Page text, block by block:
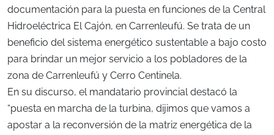
documentación para la puesta en funciones de la Central
Hidroeléctrica El Cajón, en Carrenleufú. Se trata de un
beneficio del sistema energético sustentable a bajo costo
para brindar un mejor servicio a los pobladores de la
zona de Carrenleufú y Cerro Centinela.
En su discurso, el mandatario provincial destacó la
“puesta en marcha de la turbina, dijimos que vamos a
apostar a la reconversión de la matriz energética de la